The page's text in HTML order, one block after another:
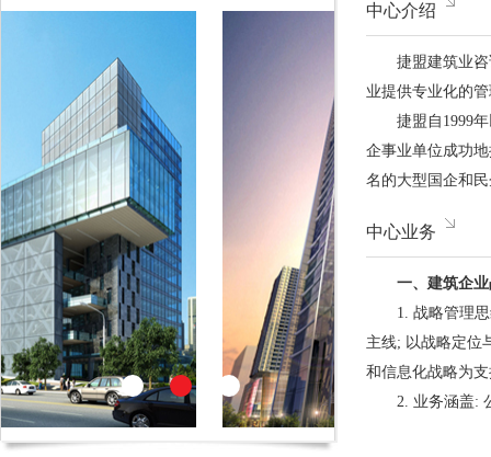
中心介绍
捷盟建筑业
业提供专业化的
捷盟自1999
企事业单位成功
名的大型国企和
厂房建筑、电厂
中心业务
一、建筑企
1. 战略管理
主线; 以战略定位
和信息化战略为
2. 业务涵盖: